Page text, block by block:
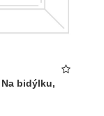
bidýlku,